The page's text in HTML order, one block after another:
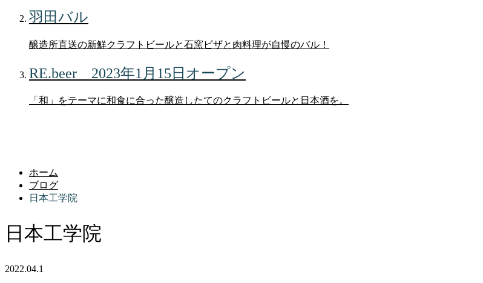
羽田バル
醸造所直送の新鮮クラフトビールと石窯ピザと肉料理が自慢のバル！
RE.beer 2023年1月15日オープン
「和」をテーマに和食に合った醸造したてのクラフトビールと日本酒を。
ホーム
ブログ
日本工学院
日本工学院
2022.04.1